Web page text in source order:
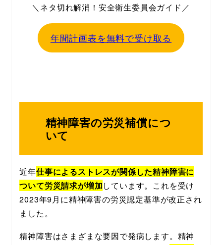
＼ネタ切れ解消！安全衛生委員会ガイド／
年間計画表を無料で受け取る
精神障害の労災補償につ
いて
近年仕事によるストレスが関係した精神障害に
ついて労災請求が増加しています。これを受け
2023年9月に精神障害の労災認定基準が改正され
ました。
精神障害はさまざまな要因で発病します。精神